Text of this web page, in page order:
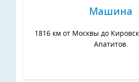
Машина
1816 км от Москвы до
Апатитов.